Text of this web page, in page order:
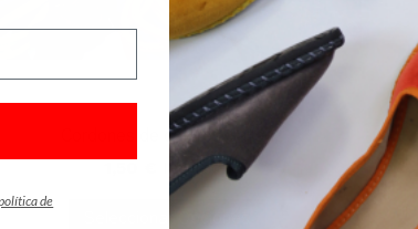
Cordones de colores Safari
IVA Incl.
Seleccionar Opciones
de